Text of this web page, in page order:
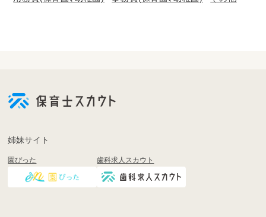
登
く
姉妹サイト
園ぴった 歯科求人スカウト